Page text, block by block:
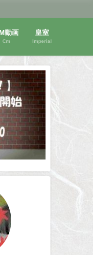
動画
Cm
皇室
Imperial
パーフェクトクライムの無
聴方法は？放送時間はいつ